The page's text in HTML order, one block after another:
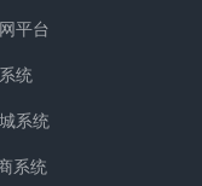
平台
统
系统
系统